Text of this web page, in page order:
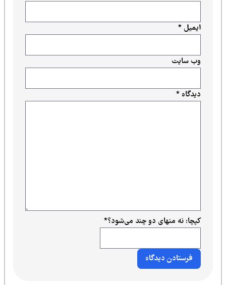
دیدگاه*
ایمیل*
وب‌ سایت
کپچا: نه منهای دو چند می‌شود؟*